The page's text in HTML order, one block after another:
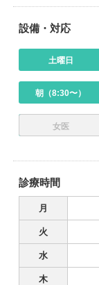
設備・対応
土曜日
朝（8:30〜）
女医
診療時間
月
火
水
木